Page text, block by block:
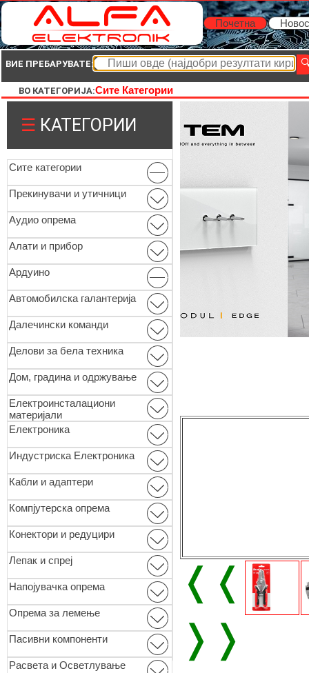
Почетна
ВИЕ ПРЕБАРУВАТЕ:
ВО КАТЕГОРИЈА:Сите Категории
☰ КАТЕГОРИИ
Сите категории
Прекинувачи и утичници
Аудио опрема
Алати и прибор
Ардуино
Автомобилска галантерија
Далечински команди
Делови за бела техника
Дом, градина и одржување
Електроинсталациони
материјали
Електроника
Индустриска Електроника
Кабли и адаптери
Компјутерска опрема
Конектори и редуцири
Лепак и спреј
Напојувачка опрема
Опремa за лемење
Пасивни компоненти
Расвета и Осветлување
❬❬
❭❭